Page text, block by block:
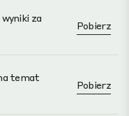
za
Pobierz
temat
Pobierz